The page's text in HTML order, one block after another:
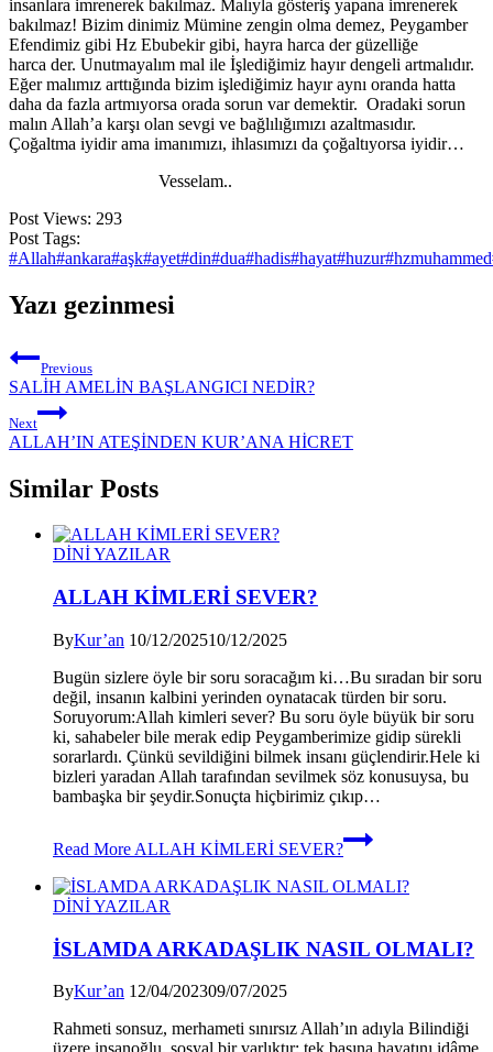
insanlara imrenerek bakılmaz. Malıyla gösteriş yapana imrenerek
bakılmaz! Bizim dinimiz Mümine zengin olma demez, Peygamber
Efendimiz gibi Hz Ebubekir gibi, hayra harca der güzelliğe
harca der. Unutmayalım mal ile İşlediğimiz hayır dengeli artmalıdır.
Eğer malımız arttığında bizim işlediğimiz hayır aynı oranda hatta
daha da fazla artmıyorsa orada sorun var demektir. Oradaki sorun
malın Allah’a karşı olan sevgi ve bağlılığımızı azaltmasıdır.
Çoğaltma iyidir ama imanımızı, ihlasımızı da çoğaltıyorsa iyidir…
Vesselam..
Post Views: 293
Post Tags:
#Allah#ankara#aşk#ayet#din#dua#hadis#hayat#huzur#hzmuhammed
Yazı gezinmesi
Previous
SALİH AMELİN BAŞLANGICI NEDİR?
Next
ALLAH’IN ATEŞİNDEN KUR’ANA HİCRET
Similar Posts
DİNİ YAZILAR
ALLAH KİMLERİ SEVER?
ByKur’an 10/12/202510/12/2025
Bugün sizlere öyle bir soru soracağım ki…Bu sıradan bir soru
değil, insanın kalbini yerinden oynatacak türden bir soru.
Soruyorum:Allah kimleri sever? Bu soru öyle büyük bir soru
ki, sahabeler bile merak edip Peygamberimize gidip sürekli
sorarlardı. Çünkü sevildiğini bilmek insanı güçlendirir.Hele ki
bizleri yaradan Allah tarafından sevilmek söz konusuysa, bu
bambaşka bir şeydir.Sonuçta hiçbirimiz çıkıp…
Read More ALLAH KİMLERİ SEVER?
DİNİ YAZILAR
İSLAMDA ARKADAŞLIK NASIL OLMALI?
ByKur’an 12/04/202309/07/2025
Rahmeti sonsuz, merhameti sınırsız Allah’ın adıyla Bilindiği